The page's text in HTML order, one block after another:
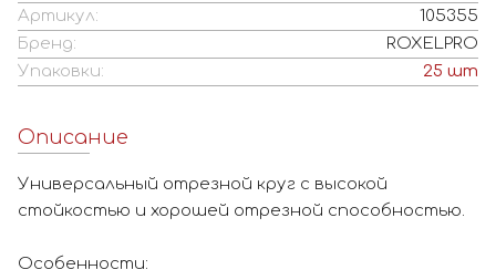
Артикул:
105355
Бренд:
ROXELPRO
Упаковки:
25 шт
Описание
Универсальный отрезной круг с высокой
стойкостью и хорошей отрезной способностью.
Особенности: